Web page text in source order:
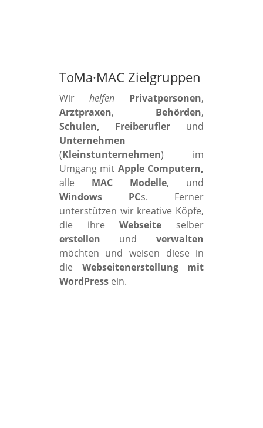
ToMa·MAC Zielgruppen
Wir helfen Privatpersonen,
Arztpraxen, Behörden,
Schulen, Freiberufler und
Unternehmen
(Kleinstunternehmen) im
Umgang mit Apple Computern,
alle MAC Modelle, und
Windows PCs. Ferner
unterstützen wir kreative Köpfe,
die ihreWebseite selber
erstellen undverwalten
möchten und weisen diese in
die Webseitenerstellung mit
WordPressein.